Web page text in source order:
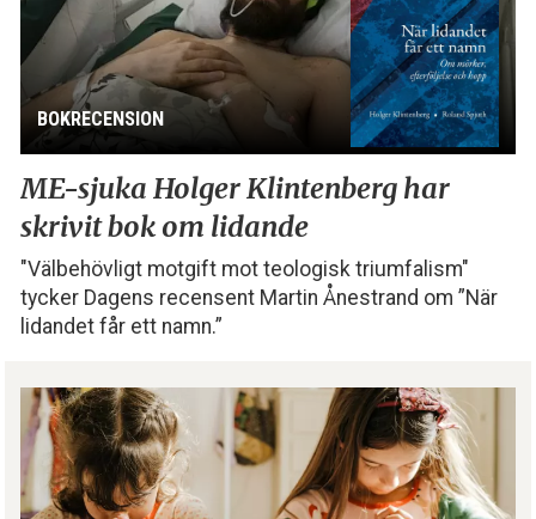
BOKRECENSION
ME-sjuka Holger Klintenberg har
skrivit bok om lidande
"Välbehövligt motgift mot teologisk triumfalism"
tycker Dagens recensent Martin Ånestrand om ”När
lidandet får ett namn.”